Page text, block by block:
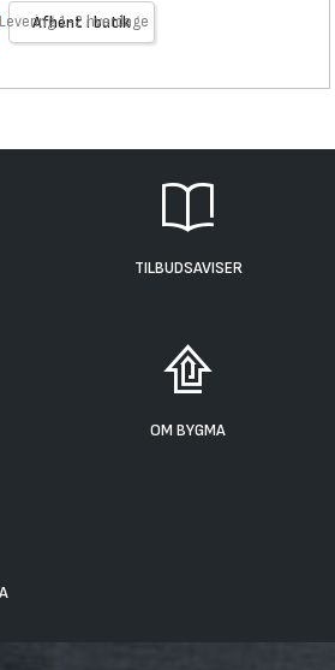
Afhent i butik
Levering 1-2 hverdage
TILBUDSAVISER
OM BYGMA